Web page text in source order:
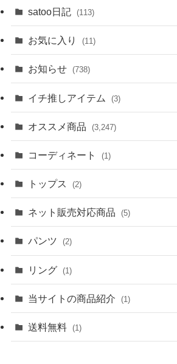
satoo日記 (113)
お気に入り (11)
お知らせ (738)
イチ推しアイテム (3)
オススメ商品 (3,247)
コーディネート (1)
トップス (2)
ネット販売対応商品 (5)
パンツ (2)
リング (1)
当サイトの商品紹介 (1)
送料無料 (1)